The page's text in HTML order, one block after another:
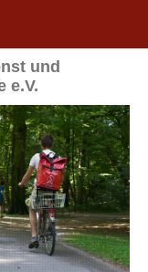
und
e.V.